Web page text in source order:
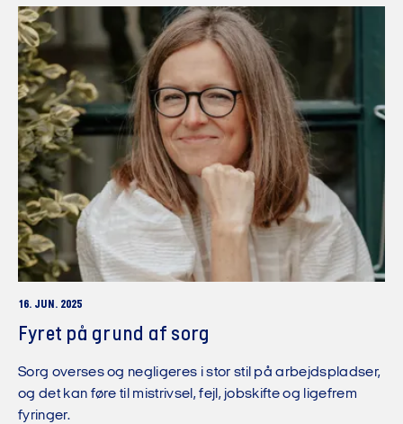
16. JUN. 2025
Fyret på grund af sorg
Sorg overses og negligeres i stor stil på arbejdspladser,
og det kan føre til mistrivsel, fejl, jobskifte og ligefrem
fyringer.